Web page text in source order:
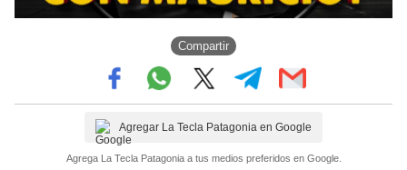
Compartir
Agregar La Tecla Patagonia en Google
Agrega La Tecla Patagonia a tus medios preferidos en Google.